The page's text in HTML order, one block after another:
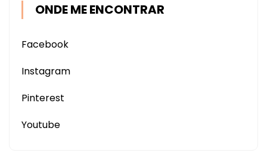
ONDE ME ENCONTRAR
Facebook
Instagram
Pinterest
Youtube